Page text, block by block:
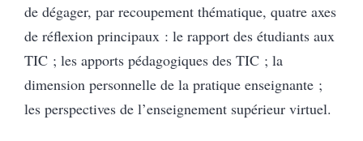
de dégager, par recoupement thématique, quatre axes
de réflexion principaux : le rapport des étudiants aux
TIC ; les apports pédagogiques des TIC ; la
dimension personnelle de la pratique enseignante ;
les perspectives de l’enseignement supérieur virtuel.